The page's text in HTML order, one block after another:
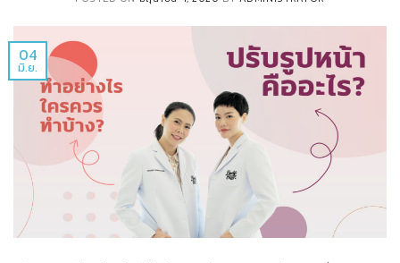
04
มิ.ย.